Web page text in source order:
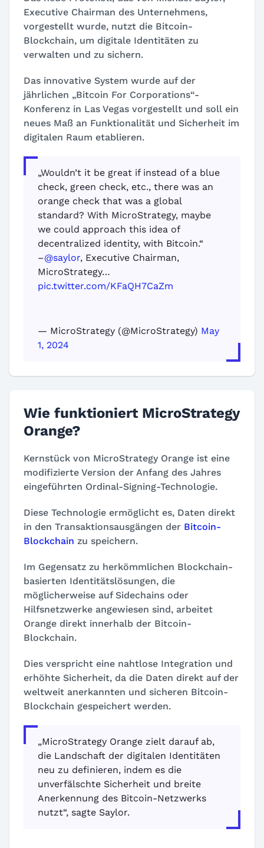
Executive Chairman des Unternehmens,
vorgestellt wurde, nutzt die Bitcoin-
Blockchain, um digitale Identitäten zu
verwalten und zu sichern.
Das innovative System wurde auf der
jährlichen „Bitcoin For Corporations“-
Konferenz in Las Vegas vorgestellt und soll ein
neues Maß an Funktionalität und Sicherheit im
digitalen Raum etablieren.
„Wouldn’t it be great if instead of a blue
check, green check, etc., there was an
orange check that was a global
standard? With MicroStrategy, maybe
we could approach this idea of
decentralized identity, with Bitcoin.“
–@saylor, Executive Chairman,
MicroStrategy…
pic.twitter.com/KFaQH7CaZm
— MicroStrategy (@MicroStrategy) May
1, 2024
Wie funktioniert MicroStrategy
Orange?
Kernstück von MicroStrategy Orange ist eine
modifizierte Version der Anfang des Jahres
eingeführten Ordinal-Signing-Technologie.
Diese Technologie ermöglicht es, Daten direkt
in den Transaktionsausgängen der Bitcoin-
Blockchain zu speichern.
Im Gegensatz zu herkömmlichen Blockchain-
basierten Identitätslösungen, die
möglicherweise auf Sidechains oder
Hilfsnetzwerke angewiesen sind, arbeitet
Orange direkt innerhalb der Bitcoin-
Blockchain.
Dies verspricht eine nahtlose Integration und
erhöhte Sicherheit, da die Daten direkt auf der
weltweit anerkannten und sicheren Bitcoin-
Blockchain gespeichert werden.
„MicroStrategy Orange zielt darauf ab,
die Landschaft der digitalen Identitäten
neu zu definieren, indem es die
unverfälschte Sicherheit und breite
Anerkennung des Bitcoin-Netzwerks
nutzt“, sagte Saylor.